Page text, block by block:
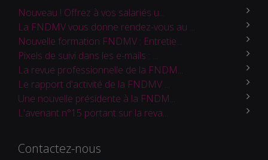
Nouveau ! Offrez à vos salariés u...
La FNDMV vous donne rendez-vous au ...
Nouvelle formation FNDMV : Entretie...
Pixels de suivi dans les e-mails : ...
La revue professionnelle de la FNDM...
Le rapport d'activité de la FNDMV ...
Une nouvelle présidente à la FNDM...
L'avenant n°15 portant sur la reva...
Contactez-nous